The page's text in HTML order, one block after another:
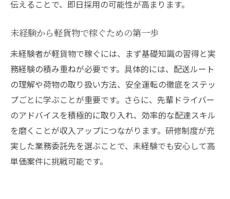
業務委託で収入を維持するコツと注意点
高単価案件の見極めとリスク管理の重要性
配達ドライバーが取り組むべき自己管理術
軽貨物業界で長く安定して働くための条件
伝えることで、即日採用の可能性が高まります。
未経験から軽貨物で稼ぐための第一歩
未経験者が軽貨物で稼ぐには、まず基礎知識の習得と実
務経験の積み重ねが必要です。具体的には、配送ルート
の理解や荷物の取り扱い方法、安全運転の徹底をステッ
プごとに学ぶことが重要です。さらに、先輩ドライバー
のアドバイスを積極的に取り入れ、効率的な配達スキル
を磨くことが収入アップにつながります。研修制度が充
実した業務委託先を選ぶことで、未経験でも安心して高
単価案件に挑戦可能です。